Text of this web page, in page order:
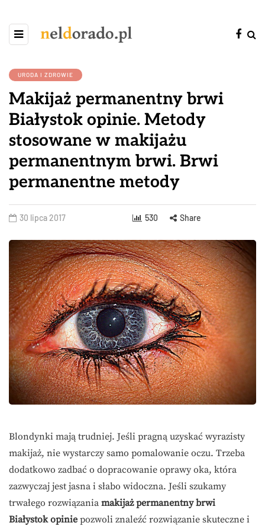
URODA I ZDROWIE
Makijaż permanentny brwi
Białystok opinie. Metody
stosowane w makijażu
permanentnym brwi. Brwi
permanentne metody
30 lipca 2017 530 Share
Blondynki mają trudniej. Jeśli pragną uzyskać wyrazisty
makijaż, nie wystarczy samo pomalowanie oczu. Trzeba
dodatkowo zadbać o dopracowanie oprawy oka, która
zazwyczaj jest jasna i słabo widoczna. Jeśli szukamy
trwałego rozwiązania makijaż permanentny brwi
Białystok opinie pozwoli znaleźć rozwiązanie skuteczne i